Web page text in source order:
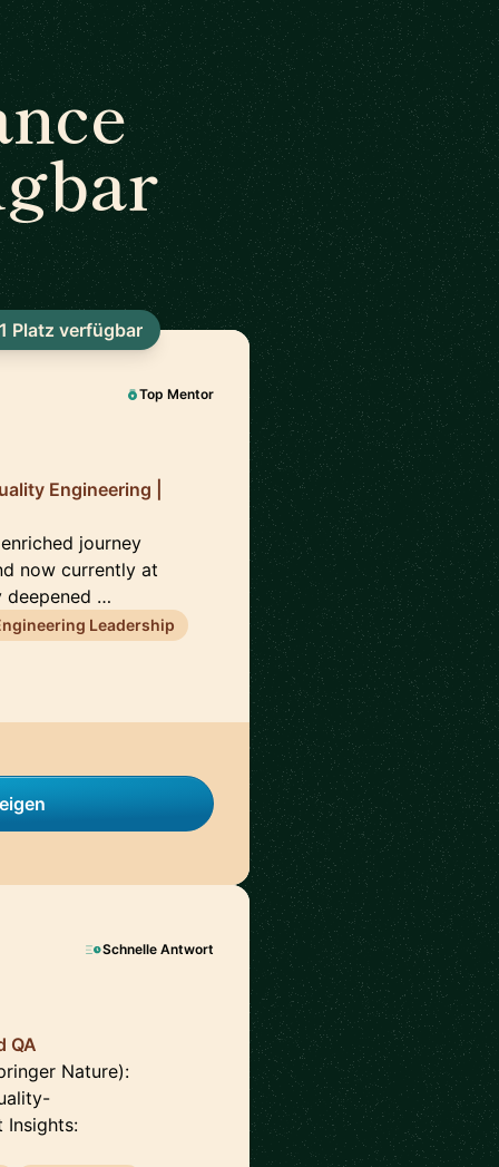
Top Mentor
Engineering |
journey
now currently at
deepened …
Leadership
1 Platz verfügbar
Schnelle Antwort
QA
Nature):
Insights: